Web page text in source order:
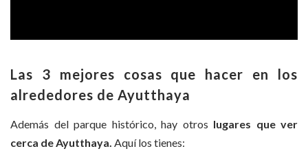
Las 3 mejores cosas que hacer en los
alrededores de Ayutthaya
Además del parque histórico, hay otros lugares que ver
cerca de Ayutthaya. Aquí los tienes: